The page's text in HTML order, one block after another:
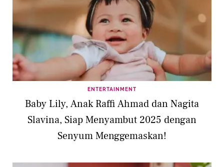
ENTERTAINMENT
Baby Lily, Anak Raffi Ahmad dan Nagita
Slavina, Siap Menyambut 2025 dengan
Senyum Menggemaskan!